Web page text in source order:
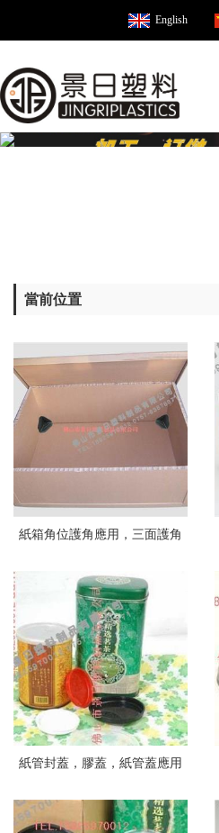
English
當前位置
紙箱角位護角應用，三面護角
紙管封蓋，膠蓋，紙管蓋應用